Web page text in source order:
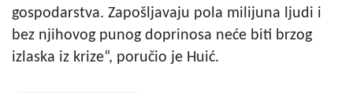
gospodarstva. Zapošljavaju pola milijuna ljudi i
bez njihovog punog doprinosa neće biti brzog
izlaska iz krize“, poručio je Huić.